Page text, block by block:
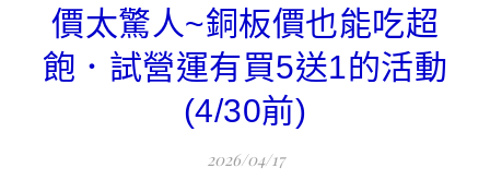
價太驚人~銅板價也能吃超
飽．試營運有買5送1的活動
(4/30前)
2026/04/17